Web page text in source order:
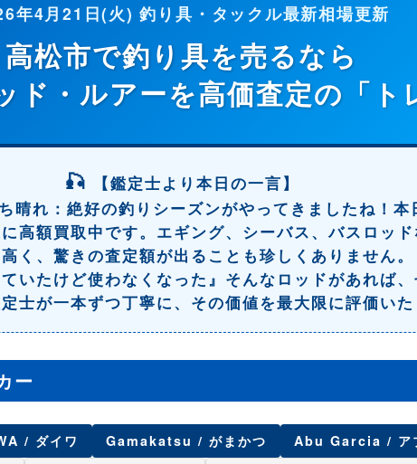
年4月21日(火) 釣り具・タックル最新相場更新
高松市で釣り具を売るなら
ド・ルアーを高価査定の「ト
🎣 【鑑定士より本日の一言】
晴れ：絶好の釣りシーズンがやってきましたね！本
高額買取中です。エギング、シーバス、バスロッ
く、驚きの査定額が出ることも珍しくありません
いたけど使わなくなった』そんな ロッドがあれば
士が一本ずつ丁寧に、その価値を最大限に評価いた
ー
/ ダイワ Gamakatsu / がまかつ
Abu Garcia / ア